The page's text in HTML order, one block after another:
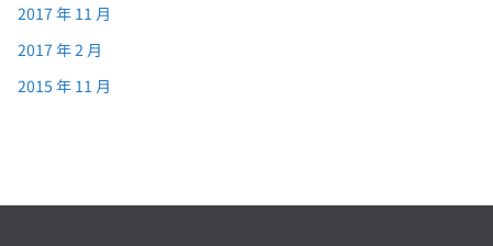
2017 年 11 月
2017 年 2 月
2015 年 11 月